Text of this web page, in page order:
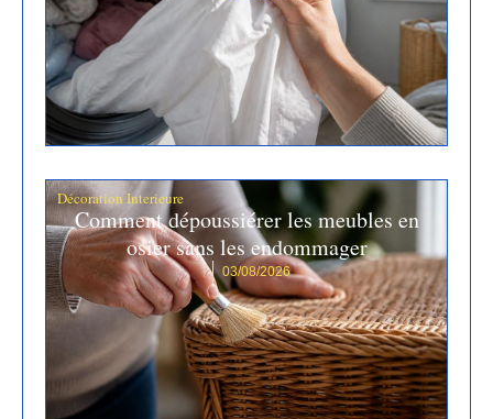
Décoration Interieure
Comment dépoussiérer les meubles en
osier sans les endommager
03/08/2026